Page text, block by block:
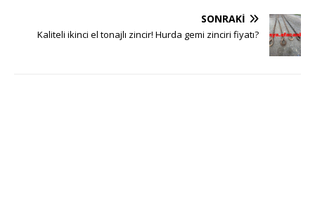
SONRAKI
Kaliteli ikinci el tonajlı zincir! Hurda gemi zinciri fiyatı?